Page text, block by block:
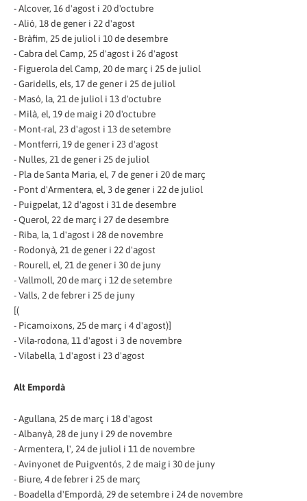
- Alcover, 16 d'agost i 20 d'octubre
- Alió, 18 de gener i 22 d'agost
- Bràfim, 25 de juliol i 10 de desembre
- Cabra del Camp, 25 d'agost i 26 d'agost
- Figuerola del Camp, 20 de març i 25 de juliol
- Garidells, els, 17 de gener i 25 de juliol
- Masó, la, 21 de juliol i 13 d'octubre
- Milà, el, 19 de maig i 20 d'octubre
- Mont-ral, 23 d'agost i 13 de setembre
- Montferri, 19 de gener i 23 d'agost
- Nulles, 21 de gener i 25 de juliol
- Pla de Santa Maria, el, 7 de gener i 20 de març
- Pont d'Armentera, el, 3 de gener i 22 de juliol
- Puigpelat, 12 d'agost i 31 de desembre
- Querol, 22 de març i 27 de desembre
- Riba, la, 1 d'agost i 28 de novembre
- Rodonyà, 21 de gener i 22 d'agost
- Rourell, el, 21 de gener i 30 de juny
- Vallmoll, 20 de març i 12 de setembre
- Valls, 2 de febrer i 25 de juny
[(
- Picamoixons, 25 de març i 4 d'agost)]
- Vila-rodona, 11 d'agost i 3 de novembre
- Vilabella, 1 d'agost i 23 d'agost
Alt Empordà
- Agullana, 25 de març i 18 d'agost
- Albanyà, 28 de juny i 29 de novembre
- Armentera, l', 24 de juliol i 11 de novembre
- Avinyonet de Puigventós, 2 de maig i 30 de juny
- Biure, 4 de febrer i 25 de març
- Boadella d'Empordà, 29 de setembre i 24 de novembre